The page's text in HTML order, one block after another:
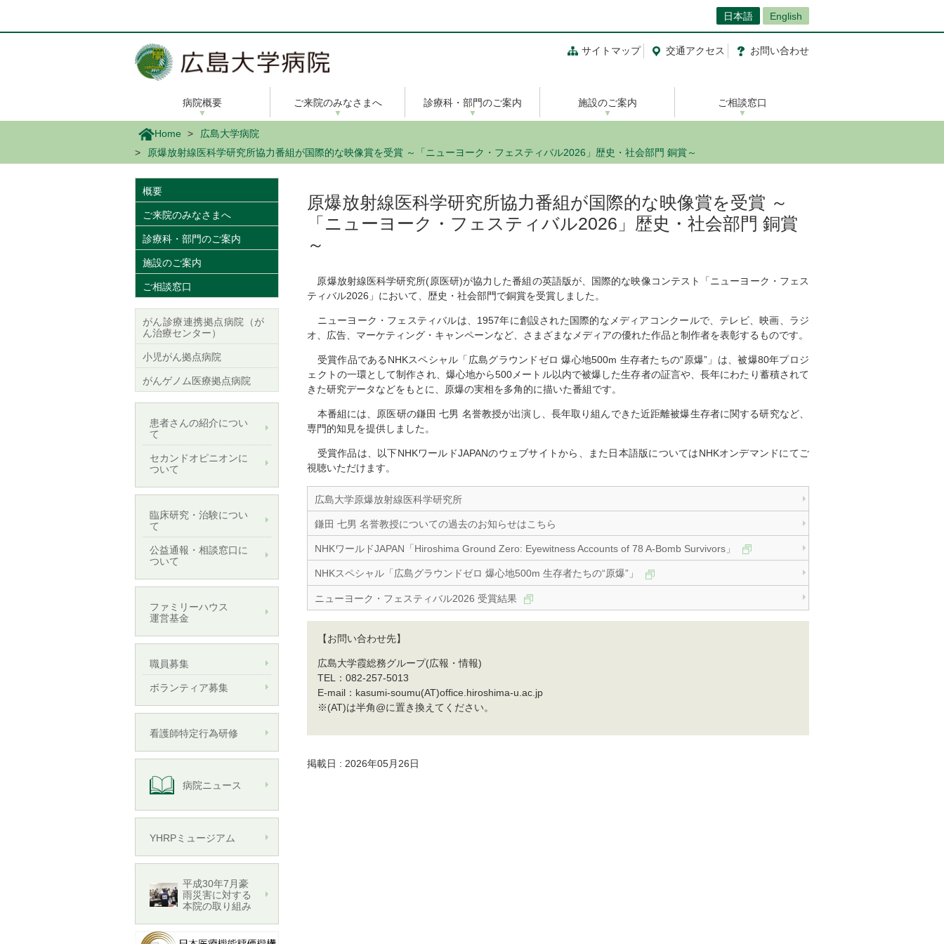
ン
日本語 English
サイトマップ 交通アクセス お問い合わせ
病院概要 ご来院のみなさまへ 診療科・部門のご案内 施設のご案内 ご相談窓口
Home
広島大学病院
原爆放射線医科学研究所協力番組が国際的な映像賞を受賞 ～「ニューヨーク・フェスティバル2026」歴史・社会部門 銅賞～
原爆放射線医科学研究所協力番組が国際的な映像賞を受賞 ～
「ニューヨーク・フェスティバル2026」歴史・社会部門 銅賞
～
原爆放射線医科学研究所(原医研)が協力した番組の英語版が、国際的な映像コンテスト「ニューヨーク・フェス
ティバル2026」において、歴史・社会部門で銅賞を受賞しました。
ニューヨーク・フェスティバルは、1957年に創設された国際的なメディアコンクールで、テレビ、映画、ラジ
オ、広告、マーケティング・キャンペーンなど、さまざまなメディアの優れた作品と制作者を表彰するものです。
受賞作品であるNHKスペシャル「広島グラウンドゼロ 爆心地500m 生存者たちの“原爆”」は、被爆80年プロジ
ェクトの一環として制作され、爆心地から500メートル以内で被爆した生存者の証言や、長年にわたり蓄積されて
きた研究データなどをもとに、原爆の実相を多角的に描いた番組です。
本番組には、原医研の鎌田 七男 名誉教授が出演し、長年取り組んできた近距離被爆生存者に関する研究など、
専門的知見を提供しました。
受賞作品は、以下NHKワールドJAPANのウェブサイトから、また日本語版についてはNHKオンデマンドにてご
視聴いただけます。
広島大学原爆放射線医科学研究所
鎌田 七男 名誉教授についての過去のお知らせはこちら
NHKワールドJAPAN「Hiroshima Ground Zero: Eyewitness Accounts of 78 A-Bomb Survivors」
NHKスペシャル「広島グラウンドゼロ 爆心地500m 生存者たちの“原爆”」
ニューヨーク・フェスティバル2026 受賞結果
【お問い合わせ先】
広島大学霞総務グループ(広報・情報)
TEL：082-257-5013
E-mail：kasumi-soumu(AT)office.hiroshima-u.ac.jp
※(AT)は半角@に置き換えてください。
掲載日 : 2026年05月26日
概要
ご来院のみなさまへ
診療科・部門のご案内
施設のご案内
ご相談窓口
がん診療連携拠点病院（が
ん治療センター）
小児がん拠点病院
がんゲノム医療拠点病院
患者さんの紹介につい
て
セカンドオピニオンに
ついて
臨床研究・治験につい
て
公益通報・相談窓口に
ついて
ファミリーハウス
運営基金
職員募集
ボランティア募集
看護師特定行為研修
病院ニュース
YHRPミュージアム
平成30年7月豪
雨災害に対する
本院の取り組み